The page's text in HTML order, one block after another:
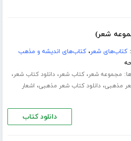
شعر)
کتاب‌های شعر،کتاب‌های اندیشه و مذهب
مجموعه شعر،کتاب شعر،دانلود کتاب شعر،
مذهبی،دانلود کتاب شعر مذهبی، اشعار
دانلود کتاب